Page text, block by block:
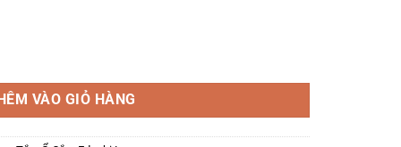
EL-003S số lượng
VÀO GIỎ HÀNG